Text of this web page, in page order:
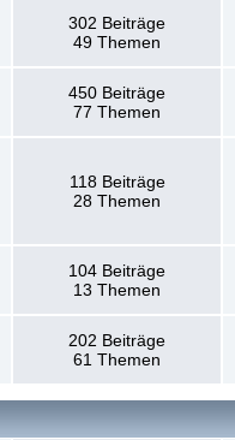
302 Beiträge
49 Themen
450 Beiträge
77 Themen
118 Beiträge
28 Themen
104 Beiträge
13 Themen
202 Beiträge
61 Themen